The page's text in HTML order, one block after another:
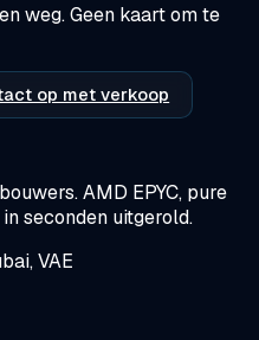
weg. Geen kaart om te
op met verkoop
AMD EPYC, pure
seconden uitgerold.
VAE